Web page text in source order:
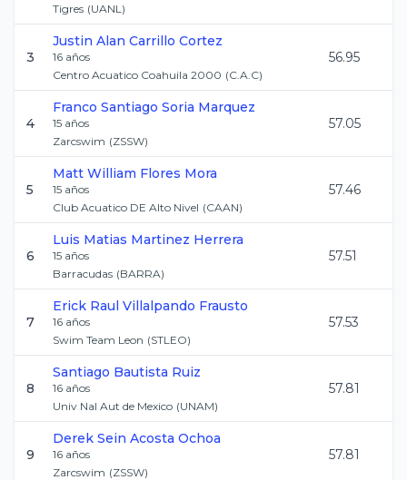
Tigres (UANL)
3
Justin Alan Carrillo Cortez
16 años
Centro Acuatico Coahuila 2000 (C.A.C)
56.95
4
Franco Santiago Soria Marquez
15 años
Zarcswim (ZSSW)
57.05
5
Matt William Flores Mora
15 años
Club Acuatico DE Alto Nivel (CAAN)
57.46
6
Luis Matias Martinez Herrera
15 años
Barracudas (BARRA)
57.51
7
Erick Raul Villalpando Frausto
16 años
Swim Team Leon (STLEO)
57.53
8
Santiago Bautista Ruiz
16 años
Univ Nal Aut de Mexico (UNAM)
57.81
9
Derek Sein Acosta Ochoa
16 años
Zarcswim (ZSSW)
57.81